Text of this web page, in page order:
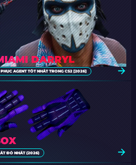
DARRYL
AGENT TỐT NHẤT TRONG CS2 [2026]
ĐỎ NHẤT (2026)